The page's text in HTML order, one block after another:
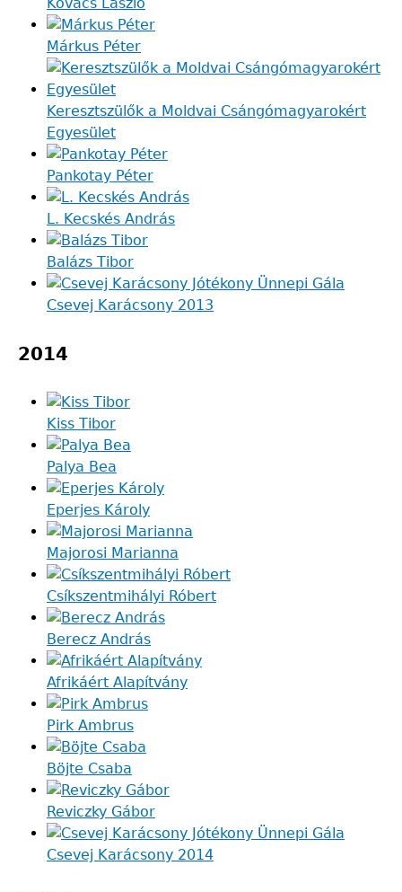
Márkus Péter
Keresztszülők a Moldvai Csángómagyarokért
Egyesület
Pankotay Péter
L. Kecskés András
Balázs Tibor
Csevej Karácsony 2013
2014
Kiss Tibor
Palya Bea
Eperjes Károly
Majorosi Marianna
Csíkszentmihályi Róbert
Berecz András
Afrikáért Alapítvány
Pirk Ambrus
Böjte Csaba
Reviczky Gábor
Csevej Karácsony 2014